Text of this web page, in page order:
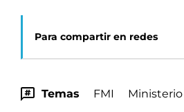
Para compartir en redes
Temas FMI